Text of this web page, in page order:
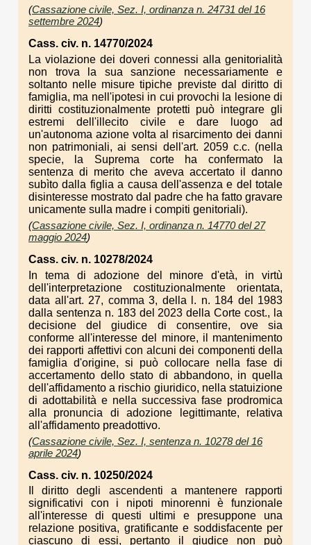
(Cassazione civile, Sez. I, ordinanza n. 24731 del 16
settembre 2024)
Cass. civ. n. 14770/2024
La violazione dei doveri connessi alla genitorialità
non trova la sua sanzione necessariamente e
soltanto nelle misure tipiche previste dal diritto di
famiglia, ma nell'ipotesi in cui provochi la lesione di
diritti costituzionalmente protetti può integrare gli
estremi dell'illecito civile e dare luogo ad
un'autonoma azione volta al risarcimento dei danni
non patrimoniali, ai sensi dell'art. 2059 c.c. (nella
specie, la Suprema corte ha confermato la
sentenza di merito che aveva accertato il danno
subìto dalla figlia a causa dell'assenza e del totale
disinteresse mostrato dal padre che ha fatto gravare
unicamente sulla madre i compiti genitoriali).
(Cassazione civile, Sez. I, ordinanza n. 14770 del 27
maggio 2024)
Cass. civ. n. 10278/2024
In tema di adozione del minore d'età, in virtù
dell'interpretazione costituzionalmente orientata,
data all'art. 27, comma 3, della l. n. 184 del 1983
dalla sentenza n. 183 del 2023 della Corte cost., la
decisione del giudice di consentire, ove sia
conforme all'interesse del minore, il mantenimento
dei rapporti affettivi con alcuni dei componenti della
famiglia d'origine, si può collocare nella fase di
accertamento dello stato di abbandono, in quella
dell'affidamento a rischio giuridico, nella statuizione
di adottabilità e nella successiva fase prodromica
alla pronuncia di adozione legittimante, relativa
all'affidamento preadottivo.
(Cassazione civile, Sez. I, sentenza n. 10278 del 16
aprile 2024)
Cass. civ. n. 10250/2024
Il diritto degli ascendenti a mantenere rapporti
significativi con i nipoti minorenni è funzionale
all'interesse di questi ultimi e presuppone una
relazione positiva, gratificante e soddisfacente per
ciascuno di essi, pertanto il giudice non può